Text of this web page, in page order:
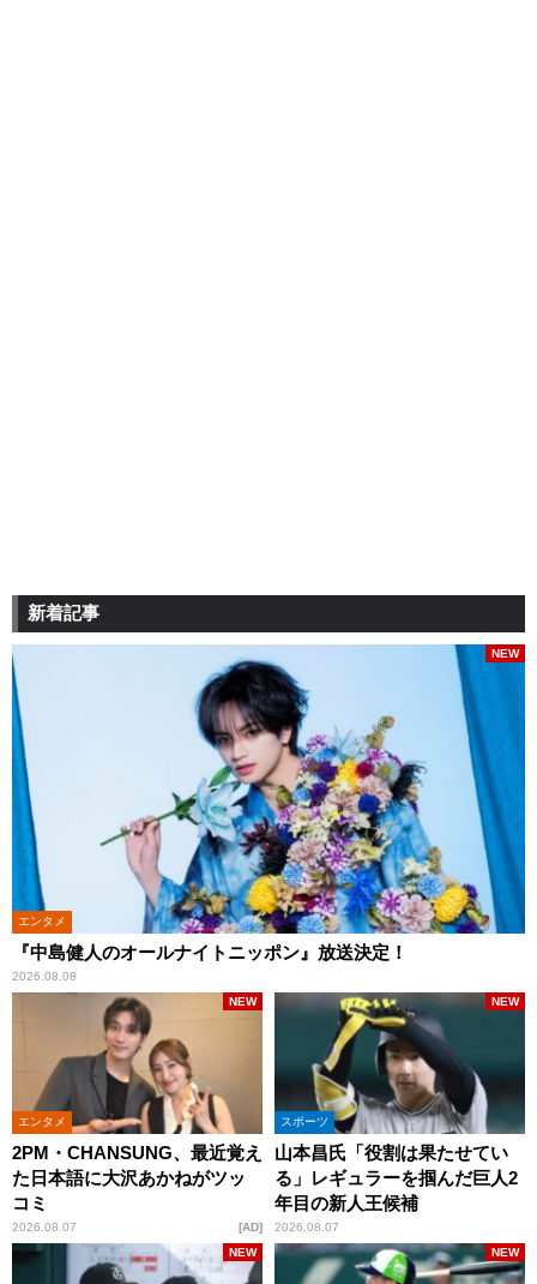
新着記事
エンタメ
『中島健人のオールナイトニッポン』放送決定！
2026.08.08
NEW
エンタメ
2PM・CHANSUNG、最近覚え
た日本語に大沢あかねがツッ
コミ
2026.08.07
NEW
AD
スポーツ
山本昌氏「役割は果たせてい
る」レギュラーを掴んだ巨人2
年目の新人王候補
2026.08.07
NEW
NEW NEW